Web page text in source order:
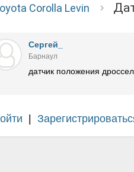
Corolla Levin
Сергей_
Барнаул
датчик положения